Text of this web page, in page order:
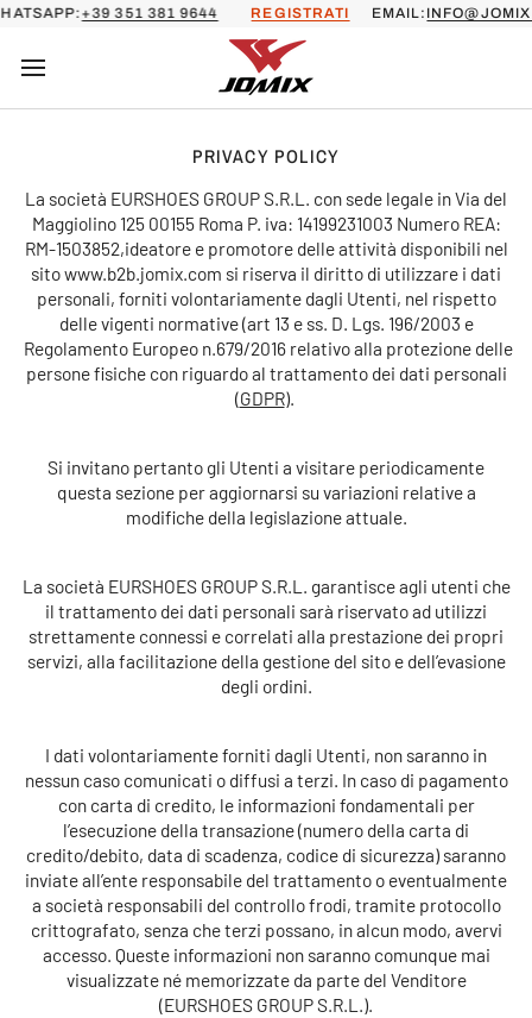
Salta
+39 351 381 9644 REGISTRATIEMAIL:
PRIVACY POLICY
La società EURSHOES GROUP S.R.L. con sede legale in Via del
Maggiolino 125 00155 Roma P. iva: 14199231003 Numero REA:
RM-1503852,ideatore e promotore delle attività disponibili nel
sito www.b2b.jomix.com si riserva il diritto di utilizzare i dati
personali, forniti volontariamente dagli Utenti, nel rispetto
delle vigenti normative (art 13 e ss. D. Lgs. 196/2003 e
Regolamento Europeo n.679/2016 relativo alla protezione delle
persone fisiche con riguardo al trattamento dei dati personali
(GDPR).
Si invitano pertanto gli Utenti a visitare periodicamente
questa sezione per aggiornarsi su variazioni relative a
modifiche della legislazione attuale.
La società EURSHOES GROUP S.R.L. garantisce agli utenti che
il trattamento dei dati personali sarà riservato ad utilizzi
strettamente connessi e correlati alla prestazione dei propri
servizi, alla facilitazione della gestione del sito e dell’evasione
degli ordini.
I dati volontariamente forniti dagli Utenti, non saranno in
nessun caso comunicati o diffusi a terzi. In caso di pagamento
con carta di credito, le informazioni fondamentali per
l’esecuzione della transazione (numero della carta di
credito/debito, data di scadenza, codice di sicurezza) saranno
inviate all’ente responsabile del trattamento o eventualmente
a società responsabili del controllo frodi, tramite protocollo
crittografato, senza che terzi possano, in alcun modo, avervi
accesso. Queste informazioni non saranno comunque mai
visualizzate né memorizzate da parte del Venditore
(EURSHOES GROUP S.R.L.).